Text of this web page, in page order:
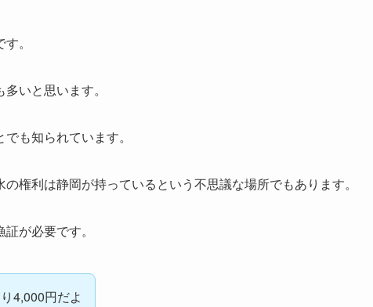
。
いと思います。
も知られています。
権利は静岡が持っているという不思議な場所でもあります。
が必要です。
4,000円だよ